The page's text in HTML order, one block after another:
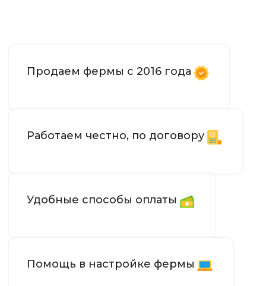
Продаем фермы с 2016 года
Работаем честно, по договору
Удобные способы оплаты
Помощь в настройке фермы